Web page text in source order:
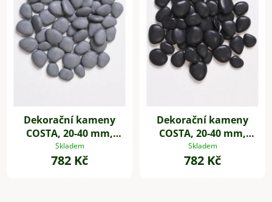
Dekorační kameny
COSTA, 20-40 mm,
plast, šedá
Skladem
782 Kč
Dekorační kameny
COSTA, 20-40 mm,
plast, černá
Skladem
782 Kč